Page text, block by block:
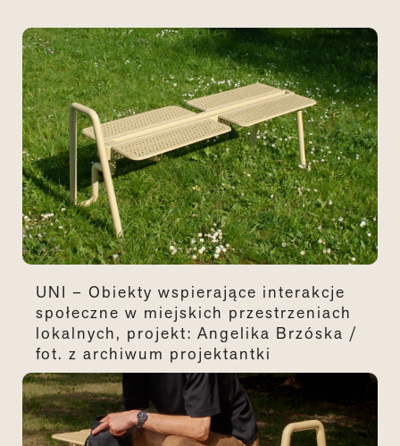
UNI – Obiekty wspierające interakcje
społeczne w miejskich przestrzeniach
lokalnych, projekt: Angelika Brzóska /
fot. z archiwum projektantki